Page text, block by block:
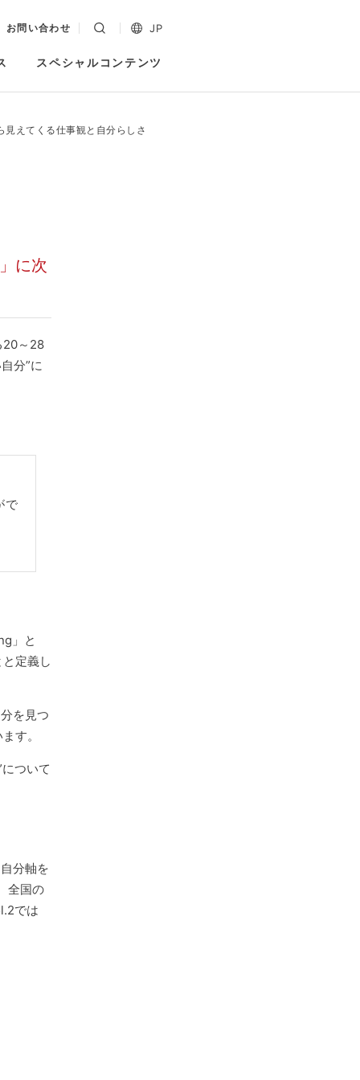
お問い合わせ JP
スペシャルコンテンツ
えてくる仕事観と自分らしさ
に次
20～28
分”に
で
」と
定義し
を見つ
す。
ついて
分軸を
全国の
では